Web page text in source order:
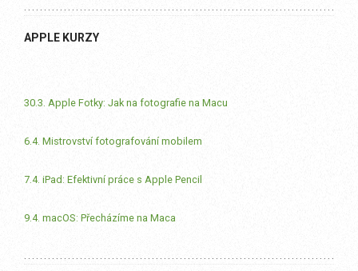
APPLE KURZY
30.3. Apple Fotky: Jak na fotografie na Macu
6.4. Mistrovství fotografování mobilem
7.4. iPad: Efektivní práce s Apple Pencil
9.4. macOS: Přecházíme na Maca